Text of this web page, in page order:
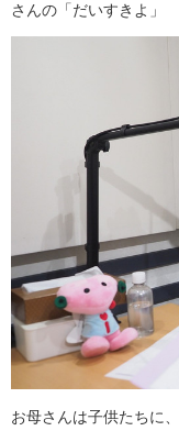
さんの「だいすきよ」
お母さんは子供たちに